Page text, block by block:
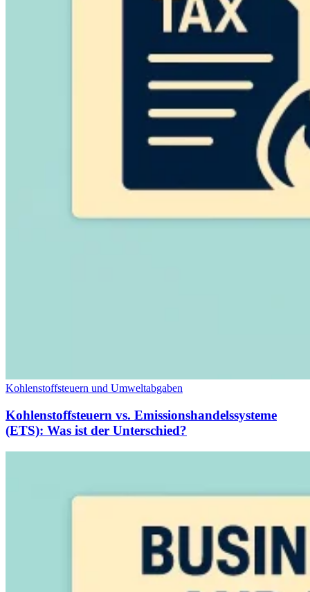
Kohlenstoffsteuern und Umweltabgaben
Kohlenstoffsteuern vs. Emissionshandelssysteme
(ETS): Was ist der Unterschied?